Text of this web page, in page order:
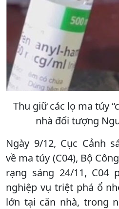
Thu giữ các lọ ma túy
nhà đối tượng
Ngày 9/12, Cục Cảnh
về ma túy (C04), Bộ
rạng sáng 24/11, C04
nghiệp vụ triệt phá ổ
lớn tại căn nhà, trong